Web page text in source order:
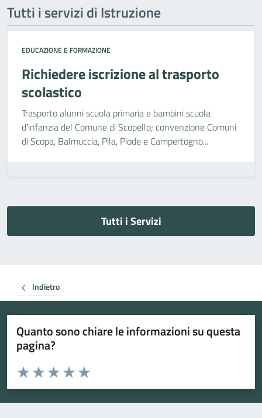
Tutti i servizi di Istruzione
EDUCAZIONE E FORMAZIONE
Richiedere iscrizione al trasporto
scolastico
Trasporto alunni scuola primaria e bambini scuola
d'infanzia del Comune di Scopello; convenzione Comuni
di Scopa, Balmuccia, Pila, Piode e Campertogno...
Tutti i Servizi
Indietro
Quanto sono chiare le informazioni su questa
pagina?
Valuta da 1 a 5 stelle la pagina
Valuta 5 stelle su 5
Valuta 4 stelle su 5
Valuta 3 stelle su 5
Valuta 2 stelle su 5
Valuta 1 stelle su 5